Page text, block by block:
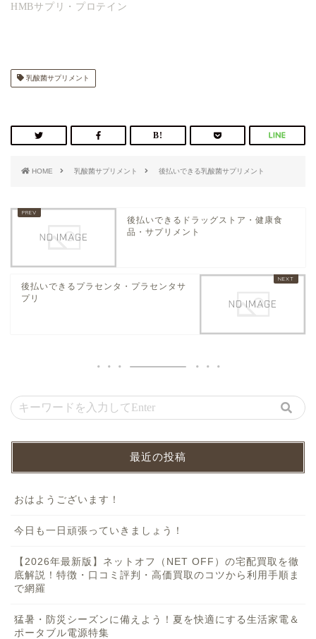
HMBサプリ・プロテイン
乳酸菌サプリメント
HOME 乳酸菌サプリメント 後払いできる乳酸菌サプリメント
後払いできるドラッグストア・健康食
品・サプリメント
後払いできるプラセンタ・プラセンタサ
プリ
最近の投稿
おはようございます！
今日も一日頑張っていきましょう！
【2026年最新版】ネットオフ（NET OFF）の宅配買取を徹
底解説！特徴・口コミ評判・高価買取のコツから利用手順ま
で網羅
猛暑・防災シーズンに備えよう！夏を快適にする生活家電＆
ポータブル電源特集